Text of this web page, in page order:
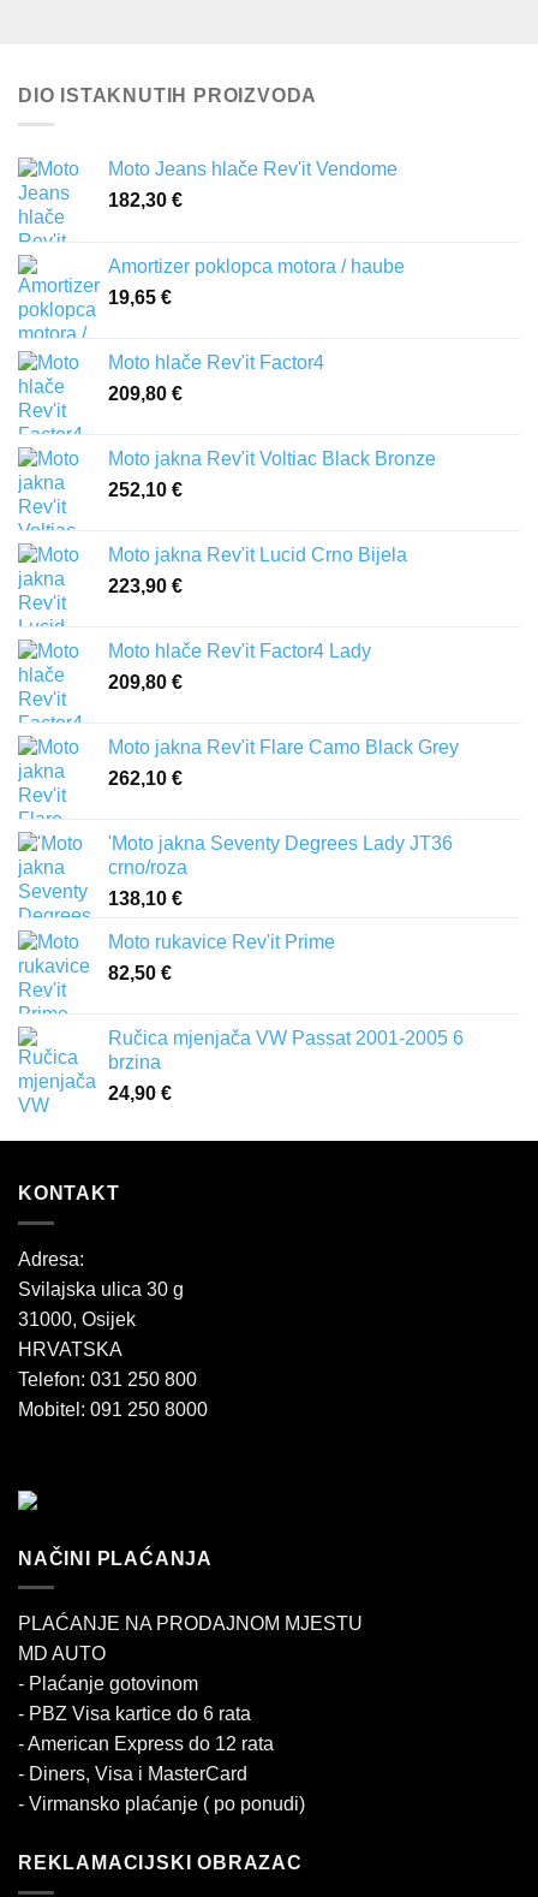
DIO ISTAKNUTIH PROIZVODA
Moto Jeans hlače Rev'it Vendome
182,30 €
Amortizer poklopca motora / haube
19,65 €
Moto hlače Rev'it Factor4
209,80 €
Moto jakna Rev'it Voltiac Black Bronze
252,10 €
Moto jakna Rev'it Lucid Crno Bijela
223,90 €
Moto hlače Rev'it Factor4 Lady
209,80 €
Moto jakna Rev'it Flare Camo Black Grey
262,10 €
'Moto jakna Seventy Degrees Lady JT36
crno/roza
138,10 €
Moto rukavice Rev'it Prime
82,50 €
Ručica mjenjača VW Passat 2001-2005 6
brzina
24,90 €
KONTAKT
Adresa:
Svilajska ulica 30 g
31000, Osijek
HRVATSKA
Telefon: 031 250 800
Mobitel: 091 250 8000
NAČINI PLAĆANJA
PLAĆANJE NA PRODAJNOM MJESTU
MD AUTO
- Plaćanje gotovinom
- PBZ Visa kartice do 6 rata
- American Express do 12 rata
- Diners, Visa i MasterCard
- Virmansko plaćanje ( po ponudi)
REKLAMACIJSKI OBRAZAC